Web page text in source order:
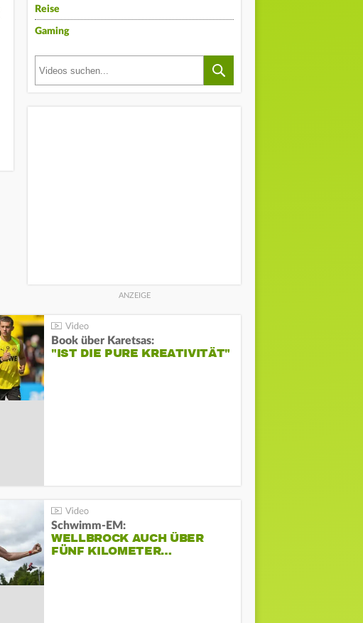
Reise
Gaming
Book über Karetsas:
"IST DIE PURE KREATIVITÄT"
Schwimm-EM:
WELLBROCK AUCH ÜBER
FÜNF KILOMETER…